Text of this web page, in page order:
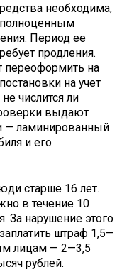
необходима,
полноценным
Период ее
продления.
переоформить на
на учет
числится ли
выдают
— ламинированный
и его
старше 16 лет.
в течение 10
За нарушение этого
штраф 1,5—
лицам — 2—3,5
рублей.